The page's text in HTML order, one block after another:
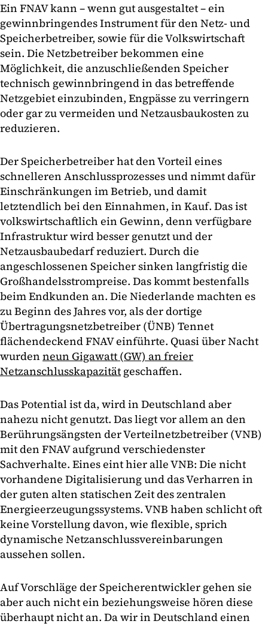
Ein FNAV kann – wenn gut ausgestaltet – ein
gewinnbringendes Instrument für den Netz- und
Speicherbetreiber, sowie für die Volkswirtschaft
sein. Die Netzbetreiber bekommen eine
Möglichkeit, die anzuschließenden Speicher
technisch gewinnbringend in das betreffende
Netzgebiet einzubinden, Engpässe zu verringern
oder gar zu vermeiden und Netzausbaukosten zu
reduzieren.
Der Speicherbetreiber hat den Vorteil eines
schnelleren Anschlussprozesses und nimmt dafür
Einschränkungen im Betrieb, und damit
letztendlich bei den Einnahmen, in Kauf. Das ist
volkswirtschaftlich ein Gewinn, denn verfügbare
Infrastruktur wird besser genutzt und der
Netzausbaubedarf reduziert. Durch die
angeschlossenen Speicher sinken langfristig die
Großhandelsstrompreise. Das kommt bestenfalls
beim Endkunden an. Die Niederlande machten es
zu Beginn des Jahres vor, als der dortige
Übertragungsnetzbetreiber (ÜNB) Tennet
flächendeckend FNAV einführte. Quasi über Nacht
wurden neun Gigawatt (GW) an freier
Netzanschlusskapazität geschaffen.
Das Potential ist da, wird in Deutschland aber
nahezu nicht genutzt. Das liegt vor allem an den
Berührungsängsten der Verteilnetzbetreiber (VNB)
mit den FNAV aufgrund verschiedenster
Sachverhalte. Eines eint hier alle VNB: Die nicht
vorhandene Digitalisierung und das Verharren in
der guten alten statischen Zeit des zentralen
Energieerzeugungssystems. VNB haben schlicht oft
keine Vorstellung davon, wie flexible, sprich
dynamische Netzanschlussvereinbarungen
aussehen sollen.
Auf Vorschläge der Speicherentwickler gehen sie
aber auch nicht ein beziehungsweise hören diese
überhaupt nicht an. Da wir in Deutschland einen